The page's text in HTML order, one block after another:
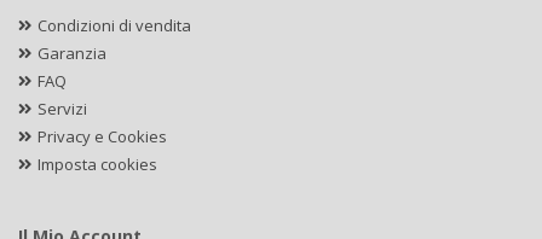
Condizioni di vendita
Garanzia
FAQ
Servizi
Privacy e Cookies
Imposta cookies